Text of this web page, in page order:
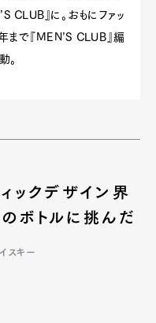
GourmetCars
CLUB』に。おもにファッ
まで『MEN’S CLUB』編
。
ィックデザイン界
ボトルに挑んだ
スキー